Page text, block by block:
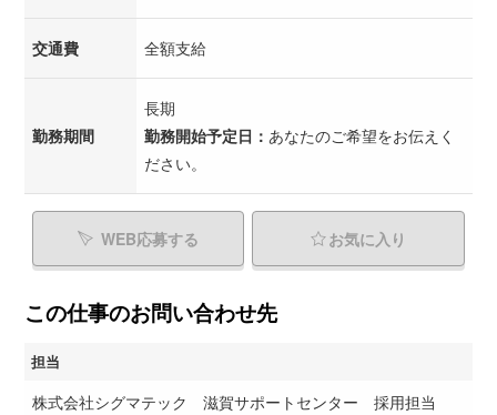
交通費 全額支給
勤務期間
長期
勤務開始予定日： あなたのご希望をお伝えく
ださい。
WEB応募する お気に入り
この仕事のお問い合わせ先
担当
株式会社シグマテック 滋賀サポートセンター 採用担当